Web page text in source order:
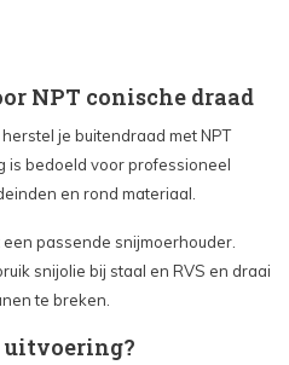
NPT conische draad
je buitendraad met NPT
is bedoeld voor professioneel
en rond materiaal.
passende snijmoerhouder.
snijolie bij staal en RVS en draai
te breken.
uitvoering?